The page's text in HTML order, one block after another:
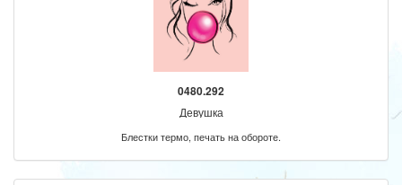
0480.292
Девушка
Блестки термо, печать на обороте.